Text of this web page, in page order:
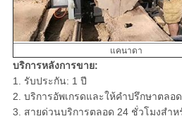
แคนาดา
บริการหลังการขาย:
1. รับประกัน: 1 ปี
2. บริการอัพเกรดและให้คำปรึกษาตลอ
3. สายด่วนบริการตลอด 24 ชั่วโมงสำ